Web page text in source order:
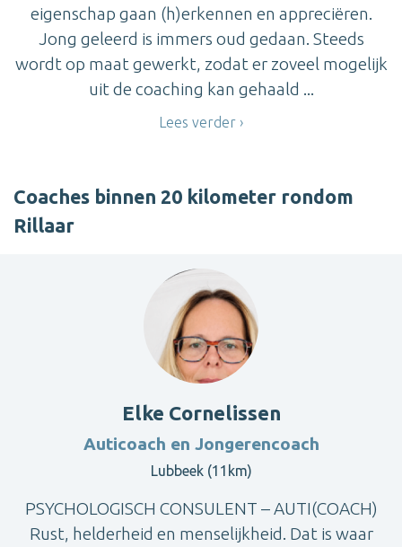
eigenschap gaan (h)erkennen en appreciëren.
Jong geleerd is immers oud gedaan. Steeds
wordt op maat gewerkt, zodat er zoveel mogelijk
uit de coaching kan gehaald ...
Lees verder
Coaches binnen 20 kilometer rondom
Rillaar
Elke Cornelissen
Auticoach en Jongerencoach
Lubbeek (11km)
PSYCHOLOGISCH CONSULENT – AUTI(COACH)
Rust, helderheid en menselijkheid. Dat is waar